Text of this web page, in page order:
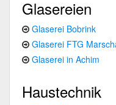
Glasereien
Glaserei Bobrink
Glaserei FTG
Glaserei in Achim
Haustechnik